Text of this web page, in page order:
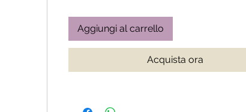
Aggiungi al carrello
Acquista ora